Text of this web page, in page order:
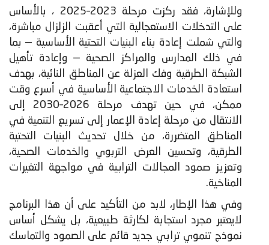
وللإشارة، فقد ركزت مرحلة 2023–2025 ، بالأساس
على التدخلات الاستعجالية التي أعقبت الزلزال مباشرة،
والتي شملت إعادة بناء البنيات التحتية الأساسية — بما
في ذلك المدارس والمراكز الصحية — وإعادة تأهيل
الشبكة الطرقية وفك العزلة عن المناطق النائية، بهدف
استعادة الخدمات الاجتماعية الأساسية في أسرع وقت
ممكن، في حين تهدف مرحلة 2026–2030 إلى
الانتقال من مرحلة إعادة الإعمار إلى تسريع التنمية في
المناطق المتضررة، من خلال تحديث البنيات التحتية
الطرقية، وتحسين العرض التربوي والخدمات الصحية،
وتعزيز صمود المجالات الترابية في مواجهة التغيرات
المناخية.
وفي هذا الإطار، لابد من التأكيد على أن هذا البرنامج
لايعتبر مجرد استجابة لكارثة طبيعية، بل يشكل أساس
نموذج تنموي ترابي جديد قائم على الصمود والتماسك